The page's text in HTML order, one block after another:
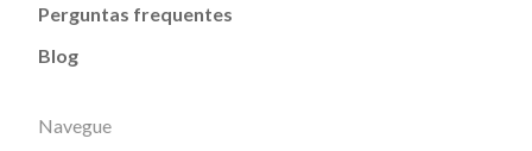
Perguntas frequentes
Blog
Navegue